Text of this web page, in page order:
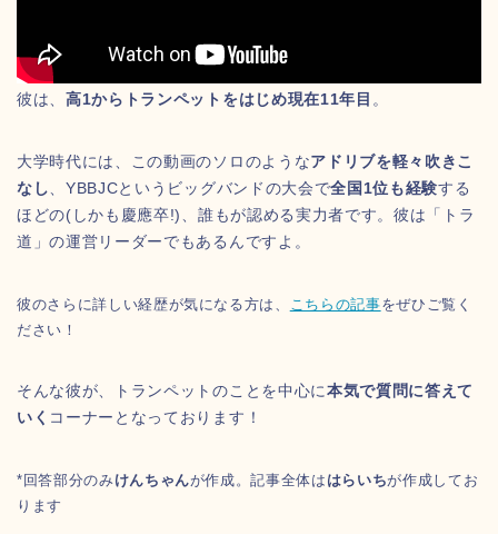
彼は、高1からトランペットをはじめ現在11年目 。
大学時代には、この動画のソロのようなアドリブを軽々吹きこ
なし 、YBBJCというビッグバンドの大会で全国1位も経験する
ほどの(しかも慶應卒!)、誰もが認める実力者です。彼は「トラ
道」の運営リーダーでもあるんですよ。
彼のさらに詳しい経歴が気になる方は、 こちらの記事をぜひご覧く
ださい！
そんな彼が、トランペットのことを中心に 本気で質問に答えて
いく コーナーとなっております！
*回答部分のみけんちゃんが作成。記事全体は はらいちが作成してお
ります